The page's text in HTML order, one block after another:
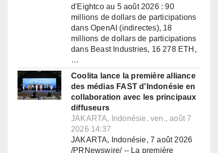
d'Eightco au 5 août 2026 : 90
millions de dollars de participations
dans OpenAI (indirectes), 18
millions de dollars de participations
dans Beast Industries, 16 278 ETH,
…
Coolita lance la première alliance
des médias FAST d'Indonésie en
collaboration avec les principaux
diffuseurs
JAKARTA, Indonésie, ven., août 7
2026 14:37
JAKARTA, Indonésie, 7 août 2026
/PRNewswire/ -- La première